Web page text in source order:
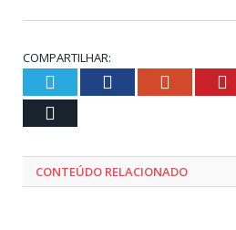
COMPARTILHAR:
Twitter Facebook Google+
CONTEÚDO RELACIONADO